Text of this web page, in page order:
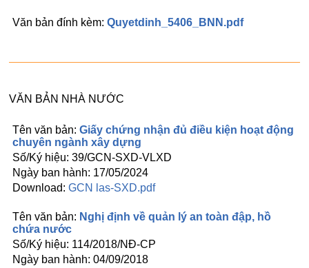
Quyetdinh_5406_BNN.pdf
VĂN BẢN NHÀ NƯỚC
Giấy chứng nhận đủ điều kiện hoạt động
chuyên ngành xây dựng
39/GCN-SXD-VLXD
17/05/2024
GCN las-SXD.pdf
Nghị định về quản lý an toàn đập, hồ
chứa nước
114/2018/NĐ-CP
04/09/2018